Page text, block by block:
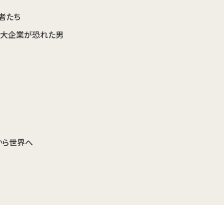
たち
企業が恐れた男
ら世界へ